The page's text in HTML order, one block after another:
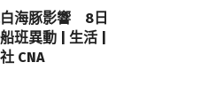
海豚影響 8日
班異動 | 生活 |
CNA